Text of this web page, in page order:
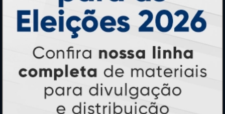
PRODUTOS
Pastas
Ímãs
Cartão de Visita
Folder, Flyer e Panfleto
Banners e Lonas